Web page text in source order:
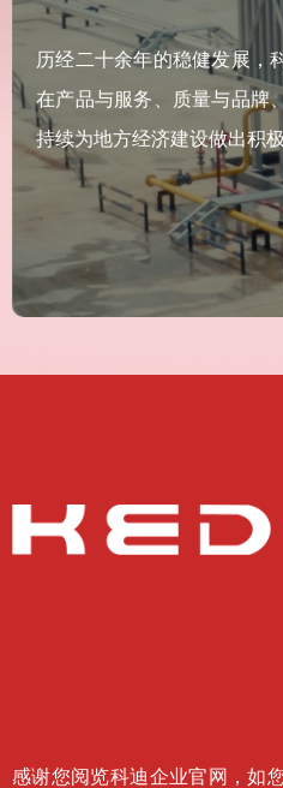
历经二十余年的稳健发展，
在产品与服务、质量与品牌
持续为地方经济建设做出积
感谢您阅览科迪企业官网，如